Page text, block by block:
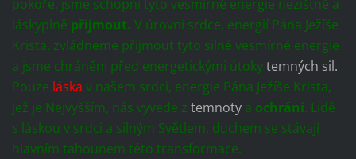
pokoře, jsme schopni tyto vesmírné energie nezištně a
láskyplně přijmout. V úrovni srdce, energií Pána Ježíše
Krista, zvládneme přijmout tyto silné vesmírné energie
a jsme chráněni před energetickými útokytemných sil.
Pouze láska v našem srdci, energie Pána Ježíše Krista,
jež je Nejvyšším, nás vyvede z temnoty a ochrání. Lidé
s láskou v srdci a silným Světlem, duchem se stávají
hlavním tahounem této transformace.